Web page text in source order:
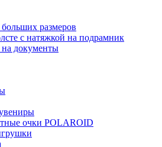
размеров
с натяжкой на подрамник
документы
очки POLAROID